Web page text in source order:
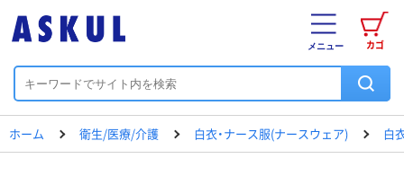
カゴ
メニュー
ホーム 衛生/医療/介護 白衣・ナース服(ナースウェア) 白